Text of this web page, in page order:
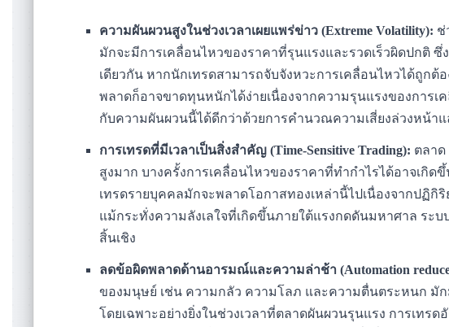
ความผันผวนสูงในช่วงเวลาเผยแพร่ข่าว (Extreme Volatility): ช่
มักจะมีการเคลื่อนไหวของราคาที่รุนแรงและรวดเร็วผิดปกติ ซึ่
เดียวกัน หากนักเทรดสามารถจับจังหวะการเคลื่อนไหวได้ถูกต้
พลาดก็อาจขาดทุนหนักได้ง่ายเนื่องจากความรุนแรงของการ
กับความผันผวนนี้ได้ดีกว่าด้วยการคำนวณความเสี่ยงล่วงหน้า
การเทรดที่มีเวลาเป็นสิ่งสำคัญ (Time-Sensitive Trading): ตลาด
สูงมาก บางครั้งการเคลื่อนไหวของราคาที่ทำกำไรได้อาจเกิ
เทรดรายบุคคลมักจะพลาดโอกาสทองเหล่านี้ไปเนื่องจากปฏิ
แม้กระทั่งความลังเลใจที่เกิดขึ้นภายใต้แรงกดดันมหาศาล ระ
สิ้นเชิง
ลดข้อผิดพลาดด้านอารมณ์และความล่าช้า (Automation
ของมนุษย์ เช่น ความกลัว ความโลภ และความตื่นตระหนก มั
โดยเฉพาะอย่างยิ่งในช่วงเวลาที่ตลาดผันผวนรุนแรง การเท